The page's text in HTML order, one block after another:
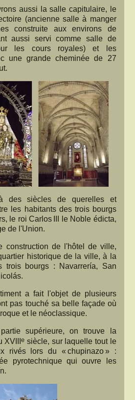
aussi la salle capitulaire, le
(ancienne salle à manger
construite aux environs de
aussi servi comme salle de
les cours royales) et les
une grande cheminée de 27
des siècles de querelles et
les habitants des trois bourgs
le roi Carlos III le Noble édicta,
de l'Union.
construction de l'hôtel de ville,
historique de la ville, à la
trois bourgs : Navarrería, San
a fait l'objet de plusieurs
pas touché sa belle façade où
et le néoclassique.
supérieure, on trouve la
XVIIIe siècle, sur laquelle tout le
rivés lors du « chupinazo » :
pyrotechnique qui ouvre les